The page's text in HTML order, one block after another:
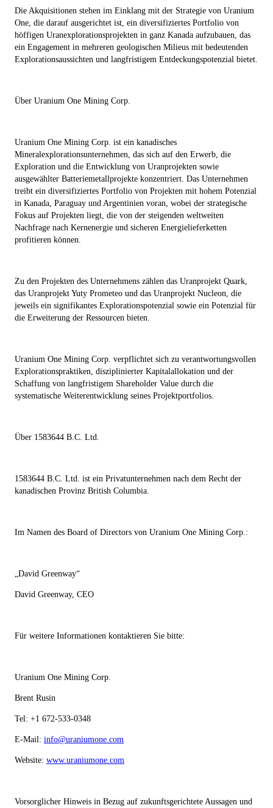
Die Akquisitionen stehen im Einklang mit der Strategie von Uranium
One, die darauf ausgerichtet ist, ein diversifiziertes Portfolio von
höffigen Uranexplorationsprojekten in ganz Kanada aufzubauen, das
ein Engagement in mehreren geologischen Milieus mit bedeutenden
Explorationsaussichten und langfristigem Entdeckungspotenzial bietet.
Über Uranium One Mining Corp.
Uranium One Mining Corp. ist ein kanadisches
Mineralexplorationsunternehmen, das sich auf den Erwerb, die
Exploration und die Entwicklung von Uranprojekten sowie
ausgewählter Batteriemetallprojekte konzentriert. Das Unternehmen
treibt ein diversifiziertes Portfolio von Projekten mit hohem Potenzial
in Kanada, Paraguay und Argentinien voran, wobei der strategische
Fokus auf Projekten liegt, die von der steigenden weltweiten
Nachfrage nach Kernenergie und sicheren Energielieferketten
profitieren können.
Zu den Projekten des Unternehmens zählen das Uranprojekt Quark,
das Uranprojekt Yuty Prometeo und das Uranprojekt Nucleon, die
jeweils ein signifikantes Explorationspotenzial sowie ein Potenzial für
die Erweiterung der Ressourcen bieten.
Uranium One Mining Corp. verpflichtet sich zu verantwortungsvollen
Explorationspraktiken, disziplinierter Kapitalallokation und der
Schaffung von langfristigem Shareholder Value durch die
systematische Weiterentwicklung seines Projektportfolios.
Über 1583644 B.C. Ltd.
1583644 B.C. Ltd. ist ein Privatunternehmen nach dem Recht der
kanadischen Provinz British Columbia.
Im Namen des Board of Directors von Uranium One Mining Corp.:
„David Greenway“
David Greenway, CEO
Für weitere Informationen kontaktieren Sie bitte:
Uranium One Mining Corp.
Brent Rusin
Tel: +1 672-533-0348
E-Mail: info@uraniumone.com
Website: www.uraniumone.com
Vorsorglicher Hinweis in Bezug auf zukunftsgerichtete Aussagen und